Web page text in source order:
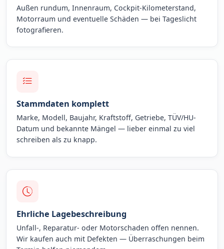
Außen rundum, Innenraum, Cockpit-Kilometerstand,
Motorraum und eventuelle Schäden — bei Tageslicht
fotografieren.
Stammdaten komplett
Marke, Modell, Baujahr, Kraftstoff, Getriebe, TÜV/HU-
Datum und bekannte Mängel — lieber einmal zu viel
schreiben als zu knapp.
Ehrliche Lagebeschreibung
Unfall-, Reparatur- oder Motorschaden offen nennen.
Wir kaufen auch mit Defekten — Überraschungen beim